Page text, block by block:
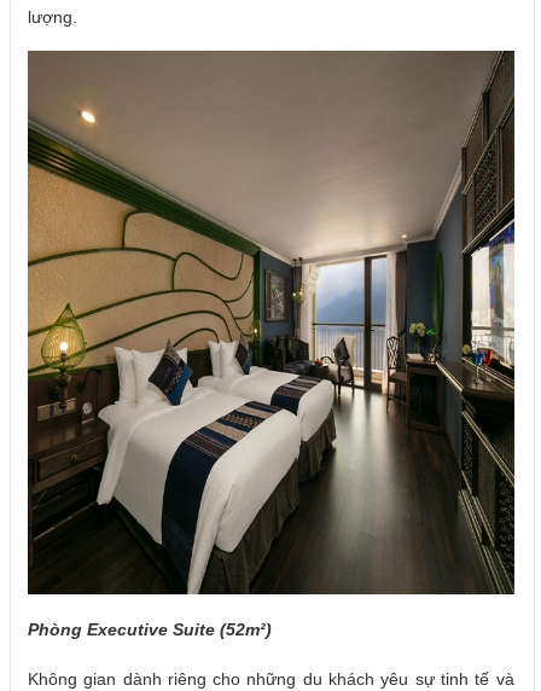
lượng.
Phòng Executive Suite (52m²)
Không gian dành riêng cho những du khách yêu sự tinh tế và